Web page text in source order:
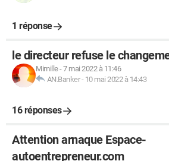
1 réponse
le directeur refuse le
Mimille-7 mai 2022 à 11:46
AN.Banker- 10 mai 2022 à 14:43
16 réponses
Attention arnaque Espace-
autoentrepreneur.com